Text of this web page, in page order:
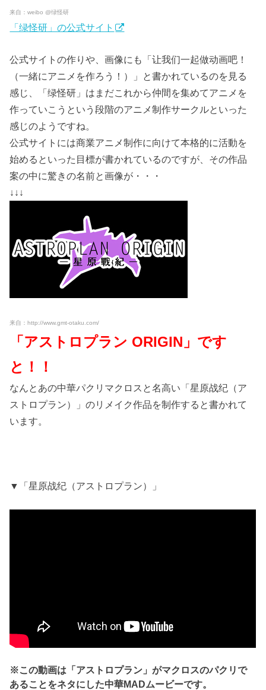
来自：weibo @绿怪研
「绿怪研」の公式サイト
公式サイトの作りや、画像にも「让我们一起做动画吧！
（一緒にアニメを作ろう！）」と書かれているのを見る
感じ、「绿怪研」はまだこれから仲間を集めてアニメを
作っていこうという段階のアニメ制作サークルといった
感じのようですね。
公式サイトには商業アニメ制作に向けて本格的に活動を
始めるといった目標が書かれているのですが、その作品
案の中に驚きの名前と画像が・・・
↓↓↓
来自：http://www.gmt-otaku.com/
「アストロプラン ORIGIN」です
と！！
なんとあの中華パクリマクロスと名高い「星原战纪（ア
ストロプラン）」のリメイク作品を制作すると書かれて
います。
▼「星原战纪（アストロプラン）」
※この動画は「アストロプラン」がマクロスのパクリで
あることをネタにした中華MADムービーです。